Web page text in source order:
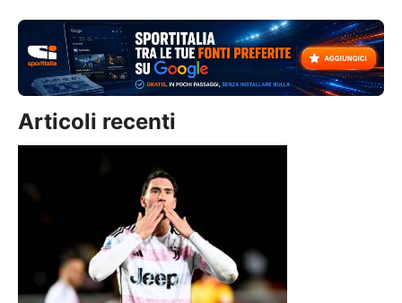
Articoli recenti